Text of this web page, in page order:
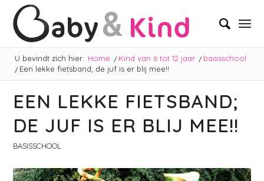
U bevindt zich hier: Home / Kind van 6 tot 12 jaar / basisschool
/ Een lekke fietsband; de juf is er blij mee!!
EEN LEKKE FIETSBAND;
DE JUF IS ER BLIJ MEE!!
BASISSCHOOL